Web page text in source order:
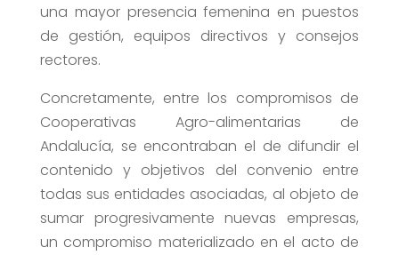
una mayor presencia femenina en puestos
de gestión, equipos directivos y consejos
rectores.
Concretamente, entre los compromisos de
Cooperativas Agro-alimentarias de
Andalucía, se encontraban el de difundir el
contenido y objetivos del convenio entre
todas sus entidades asociadas, al objeto de
sumar progresivamente nuevas empresas,
un compromiso materializado en el acto de